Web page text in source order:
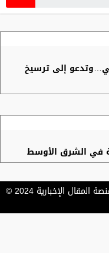
إلى ترسيخ
في الشرق الأوسط
الإخبارية 2024 ©